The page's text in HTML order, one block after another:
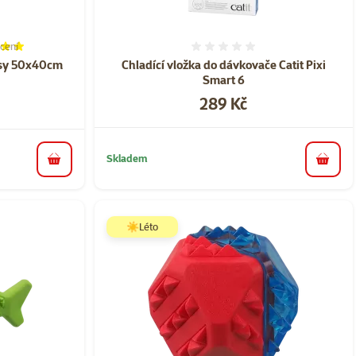
50x40cm
100%, počet hodnocení: 5
do košíku
Chladící vložka do dávkovače Catit Pixi
Smart 6
Cena
289 Kč
Skladem
do
☀️Léto